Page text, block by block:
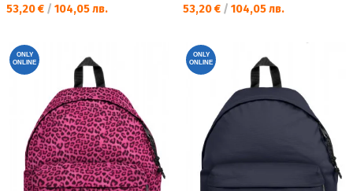
Текуща цена:
53,20 € / 104,05 лв. Текуща цена:
53,20 € / 104,05 лв.
ONLY
ONLINE
ONLY
ONLINE